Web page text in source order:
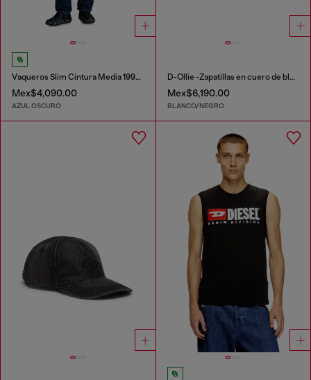
Vaqueros Slim Cintura Media 1993 D-Vyl
Mex$4,090.00
AZUL OSCURO
D-Ollie -Zapatillas en cuero de bloques de color
Mex$6,190.00
BLANCO/NEGRO